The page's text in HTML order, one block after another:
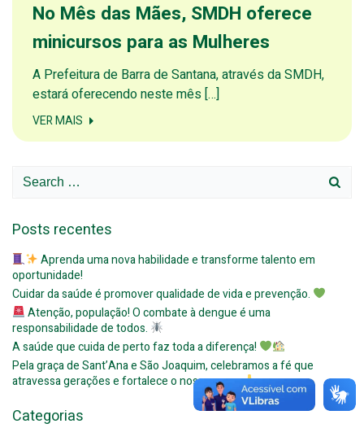
No Mês das Mães, SMDH oferece
minicursos para as Mulheres
A Prefeitura de Barra de Santana, através da SMDH,
estará oferecendo neste mês […]
VER MAIS
Search
Posts recentes
Aprenda uma nova habilidade e transforme talento em
oportunidade!
Cuidar da saúde é promover qualidade de vida e prevenção.
Atenção, população! O combate à dengue é uma
responsabilidade de todos.
A saúde que cuida de perto faz toda a diferença!
Pela graça de Sant’Ana e São Joaquim, celebramos a fé que
atravessa gerações e fortalece o nosso povo.
Categorias